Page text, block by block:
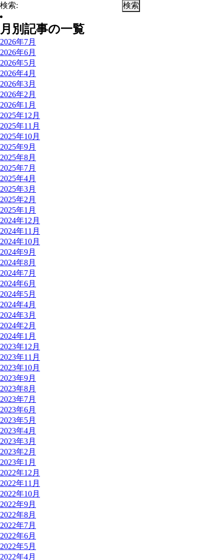
検索:
月別記事の一覧
2026年7月
2026年6月
2026年5月
2026年4月
2026年3月
2026年2月
2026年1月
2025年12月
2025年11月
2025年10月
2025年9月
2025年8月
2025年7月
2025年4月
2025年3月
2025年2月
2025年1月
2024年12月
2024年11月
2024年10月
2024年9月
2024年8月
2024年7月
2024年6月
2024年5月
2024年4月
2024年3月
2024年2月
2024年1月
2023年12月
2023年11月
2023年10月
2023年9月
2023年8月
2023年7月
2023年6月
2023年5月
2023年4月
2023年3月
2023年2月
2023年1月
2022年12月
2022年11月
2022年10月
2022年9月
2022年8月
2022年7月
2022年6月
2022年5月
2022年4月